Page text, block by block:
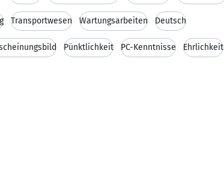
Transportwesen Wartungsarbeiten Deutsch
Pünktlichkeit PC-Kenntnisse Ehrlichkeit